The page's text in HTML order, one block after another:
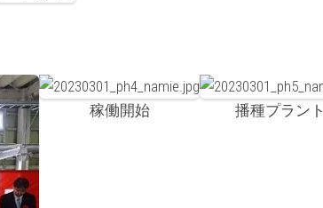
稼働開始 播種プラント